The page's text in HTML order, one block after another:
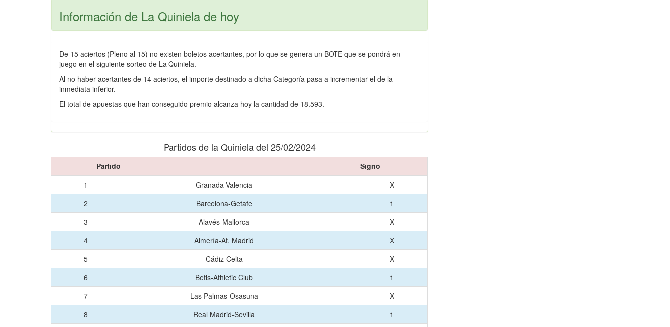
Información de La Quiniela de hoy
De 15 aciertos (Pleno al 15) no existen boletos acertantes, por lo que se genera un BOTE que se pondrá en
juego en el siguiente sorteo de La Quiniela.
Al no haber acertantes de 14 aciertos, el importe destinado a dicha Categoría pasa a incrementar el de la
inmediata inferior.
El total de apuestas que han conseguido premio alcanza hoy la cantidad de 18.593.
Partidos de la Quiniela del 25/02/2024
Partido
Signo
1
Granada-Valencia
X
2
Barcelona-Getafe
1
3
Alavés-Mallorca
X
4
Almería-At. Madrid
X
5
Cádiz-Celta
X
6
Betis-Athletic Club
1
7
Las Palmas-Osasuna
X
8
Real Madrid-Sevilla
1